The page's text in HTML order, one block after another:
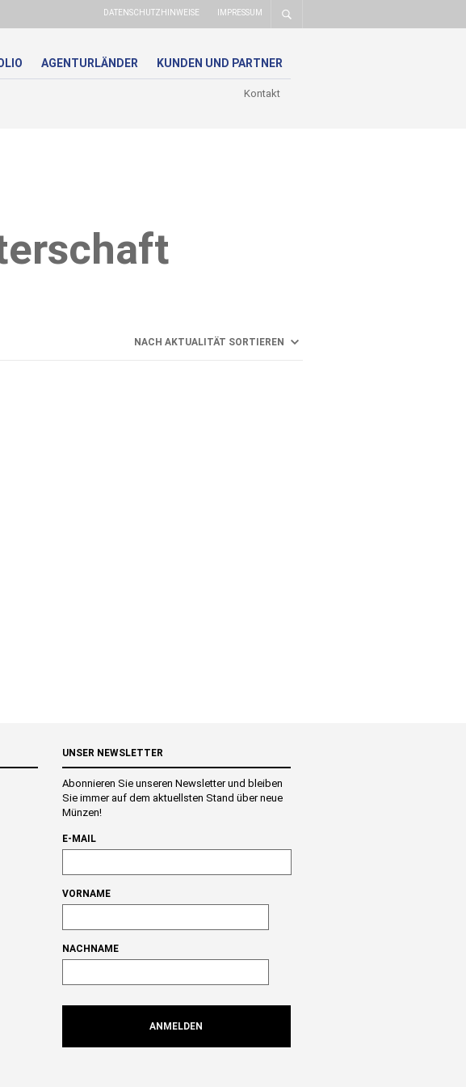
DATENSCHUTZHINWEISE IMPRESSUM
AGENTURLÄNDER KUNDEN UND PARTNER
Kontakt
UNSER NEWSLETTER
Abonnieren Sie unseren Newsletter und bleiben
Sie immer auf dem aktuellsten Stand über neue
Münzen!
E-MAIL
VORNAME
NACHNAME
ANMELDEN